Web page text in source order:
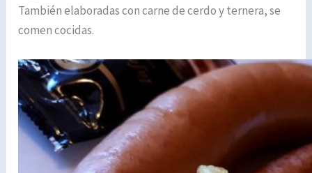
También elaboradas con carne de cerdo y ternera, se
comen cocidas.